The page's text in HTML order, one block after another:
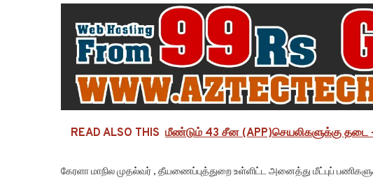
READ ALSO THIS மீண்டும் 43 சீன (APP)செயலிகளுக்கு தடை -
கேரளா மாநில முதல்வர் , தீயணைப்புத்துறை உள்ளிட்ட அனைத்து மீட்புப்